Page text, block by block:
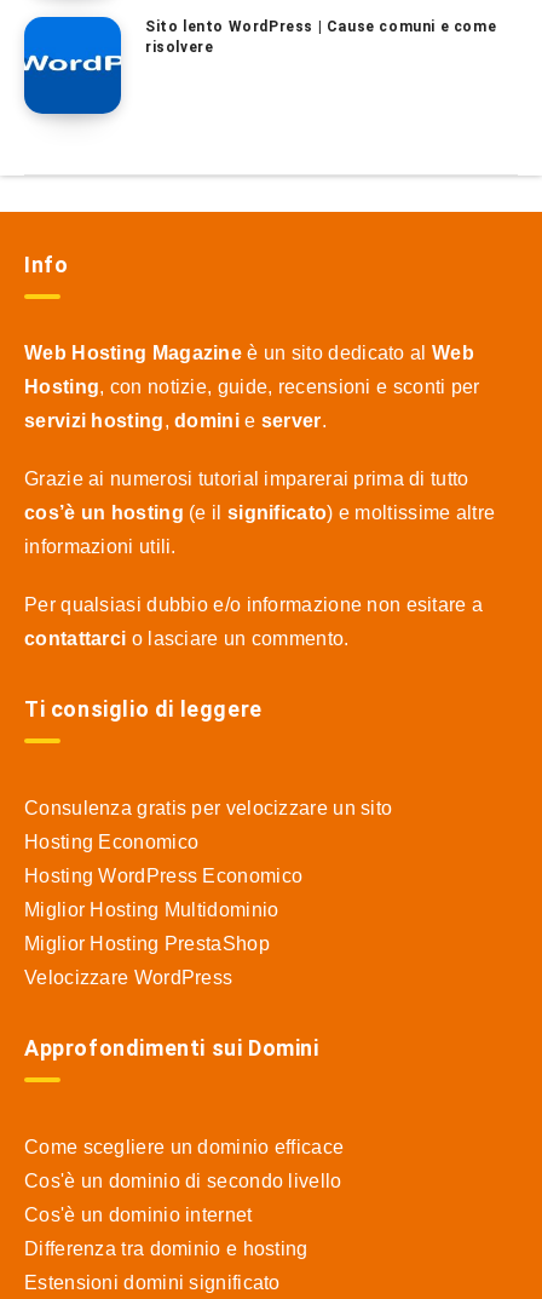
Sito lento WordPress | Cause comuni e come
risolvere
Info
Web Hosting Magazine è un sito dedicato al Web
Hosting, con notizie, guide, recensioni e sconti per
servizi hosting,dominie server.
Grazie ai numerosi tutorial imparerai prima di tutto
cos’è un hosting (e il significato) e moltissime altre
informazioni utili.
Per qualsiasi dubbio e/o informazione non esitare a
contattarci o lasciare un commento.
Ti consiglio di leggere
Consulenza gratis per velocizzare un sito
Hosting Economico
Hosting WordPress Economico
Miglior Hosting Multidominio
Miglior Hosting PrestaShop
Velocizzare WordPress
Approfondimenti sui Domini
Come scegliere un dominio efficace
Cos'è un dominio di secondo livello
Cos'è un dominio internet
Differenza tra dominio e hosting
Estensioni domini significato